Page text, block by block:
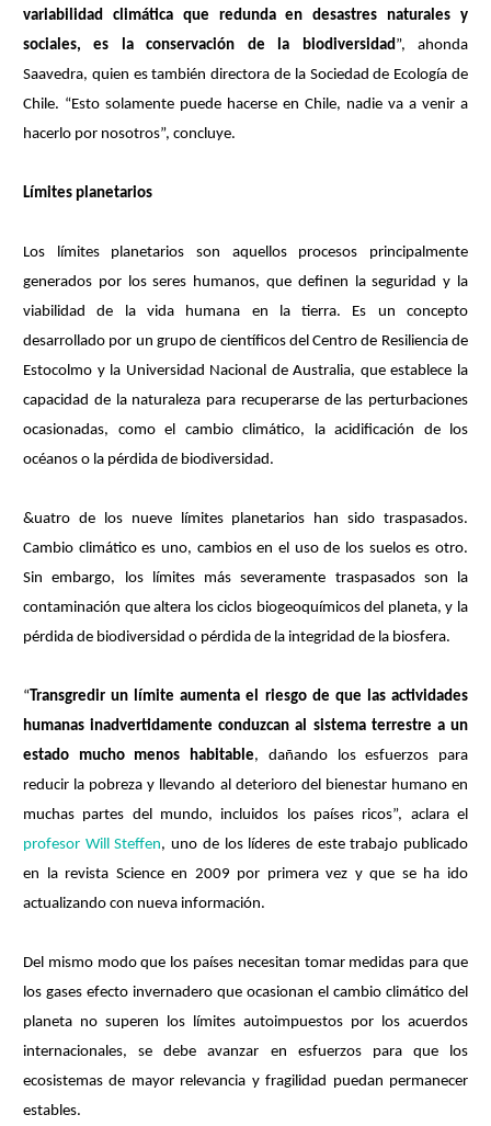
variabilidad climática que redunda en desastres naturales y
sociales, es la conservación de la biodiversidad”, ahonda
Saavedra, quien es también directora de la Sociedad de Ecología de
Chile. “Esto solamente puede hacerse en Chile, nadie va a venir a
hacerlo por nosotros”, concluye.
Límites planetarios
Los límites planetarios son aquellos procesos principalmente
generados por los seres humanos, que definen la seguridad y la
viabilidad de la vida humana en la tierra. Es un concepto
desarrollado por un grupo de científicos del Centro de Resiliencia de
Estocolmo y la Universidad Nacional de Australia, que establece la
capacidad de la naturaleza para recuperarse de las perturbaciones
ocasionadas, como el cambio climático, la acidificación de los
océanos o la pérdida de biodiversidad.
&uatro de los nueve límites planetarios han sido traspasados.
Cambio climático es uno, cambios en el uso de los suelos es otro.
Sin embargo, los límites más severamente traspasados son la
contaminación que altera los ciclos biogeoquímicos del planeta, y la
pérdida de biodiversidad o pérdida de la integridad de la biosfera.
“ Transgredir un límite aumenta el riesgo de que las actividades
humanas inadvertidamente conduzcan al sistema terrestre a un
estado mucho menos habitable, dañando los esfuerzos para
reducir la pobreza y llevando al deterioro del bienestar humano en
muchas partes del mundo, incluidos los países ricos”, aclara el
profesor Will Steffen, uno de los líderes de este trabajo publicado
en la revista Science en 2009 por primera vez y que se ha ido
actualizando con nueva información.
Del mismo modo que los países necesitan tomar medidas para que
los gases efecto invernadero que ocasionan el cambio climático del
planeta no superen los límites autoimpuestos por los acuerdos
internacionales, se debe avanzar en esfuerzos para que los
ecosistemas de mayor relevancia y fragilidad puedan permanecer
estables.